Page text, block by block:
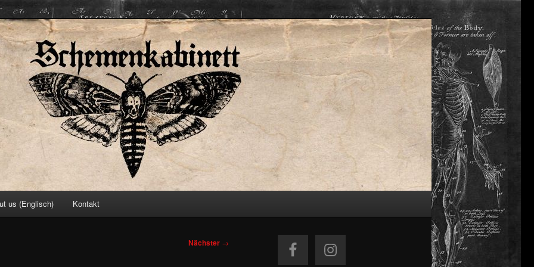
us (Englisch) Kontakt
Nächster →